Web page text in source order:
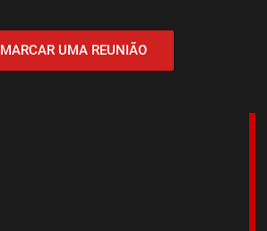
MARCAR UMA REUNIÃO